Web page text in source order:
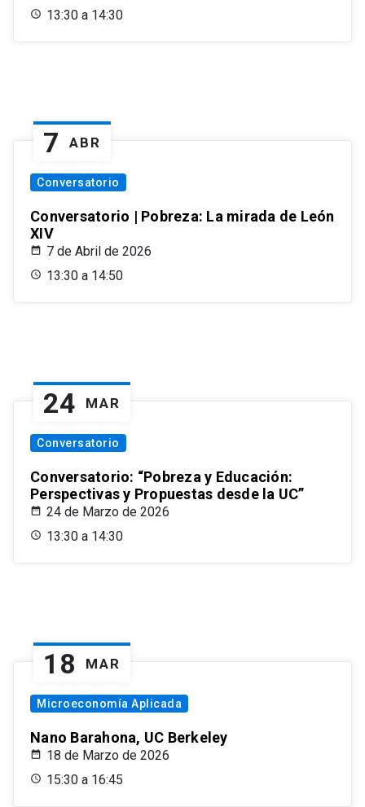
13:30 a 14:30
7 ABR
Conversatorio
Conversatorio | Pobreza: La mirada de León
XIV
7 de Abril de 2026
13:30 a 14:50
24 MAR
Conversatorio
Conversatorio: “Pobreza y Educación:
Perspectivas y Propuestas desde la UC”
24 de Marzo de 2026
13:30 a 14:30
18 MAR
Microeconomía Aplicada
Nano Barahona, UC Berkeley
18 de Marzo de 2026
15:30 a 16:45